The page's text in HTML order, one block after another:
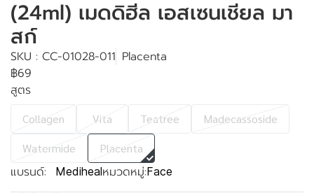
(24ml) เมดดิฮีล เอสเซนเชียล มา
สก์
SKU : CC-01028-011 Placenta
฿69
สูตร
Collagen Vita Teatree
Madecassoside
Watermide
Placenta
แบรนด์: Medihealหมวดหมู่:Face